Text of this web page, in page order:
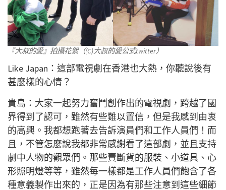
『大叔的愛』拍攝花絮（(C)大叔的愛公式twitter）
Like Japan：這部電視劇在香港也大熱，你聽說後有
甚麼樣的心情？
貴島：大家一起努力奮鬥創作出的電視劇，跨越了國
界得到了認可，雖然有些難以置信，但是我感到由衷
的高興。我都想跑著去告訴演員們和工作人員們！而
且，不管怎麼說我都非常感謝看了這部劇，並且支持
劇中人物的觀眾們。那些賣斷貨的服裝、小道具、心
形照明燈等等，雖然每一樣都是工作人員們飽含了各
種意義製作出來的，正是因為有那些注意到這些細節